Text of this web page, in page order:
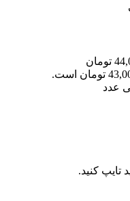
قیمت اصلی 44,000,000 تومان
تایپ کنید.